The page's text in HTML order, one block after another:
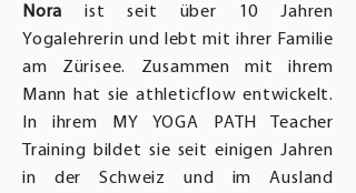
Nora ist seit über 10 Jahren
Yogalehrerin und lebt mit ihrer Familie
am Zürisee. Zusammen mit ihrem
Mann hat sie athleticflow entwickelt.
In ihrem MY YOGA PATH Teacher
Training bildet sie seit einigen Jahren
in der Schweiz und im Ausland